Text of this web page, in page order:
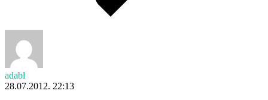
adabl
28.07.2012. 22:13